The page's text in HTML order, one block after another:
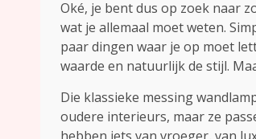
Oké, je bent dus op zoek naar
wat je allemaal moet weten.
paar dingen waar je op moet
waarde en natuurlijk de stijl.
Die klassieke messing
oudere interieurs, maar ze